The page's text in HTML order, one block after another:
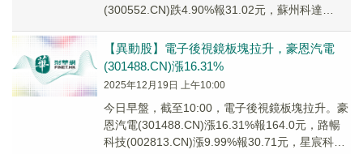
(300552.CN)跌4.90%報31.02元，蘇州科達
【異動股】電子後視鏡板塊拉升，豪恩汽電
(301488.CN)漲16.31%
2025年12月19日 上午10:00
今日早盤，截至10:00，電子後視鏡板塊拉升。豪
恩汽電(301488.CN)漲16.31%報164.0元，路暢
科技(002813.CN)漲9.99%報30.71元，星宸科技